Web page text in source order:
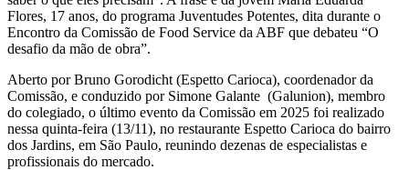
Flores, 17 anos, do programa Juventudes Potentes, dita durante o
Encontro da Comissão de Food Service da ABF que debateu “O
desafio da mão de obra”.
Aberto por Bruno Gorodicht (Espetto Carioca), coordenador da
Comissão, e conduzido por Simone Galante (Galunion), membro
do colegiado, o último evento da Comissão em 2025 foi realizado
nessa quinta-feira (13/11), no restaurante Espetto Carioca do bairro
dos Jardins, em São Paulo, reunindo dezenas de especialistas e
profissionais do mercado.